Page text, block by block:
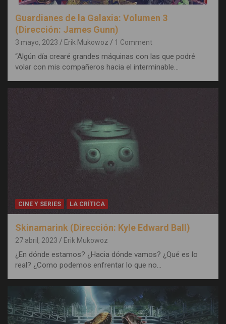
Guardianes de la Galaxia: Volumen 3
(Dirección: James Gunn)
3 mayo, 2023 Erik Mukowoz 1 Comment
“Algún día crearé grandes máquinas con las que podré
volar con mis compañeros hacia el interminable…
CINE Y SERIES LA CRÍTICA
Skinamarink (Dirección: Kyle Edward Ball)
27 abril, 2023 Erik Mukowoz
¿En dónde estamos? ¿Hacia dónde vamos? ¿Qué es lo
real? ¿Como podemos enfrentar lo que no…